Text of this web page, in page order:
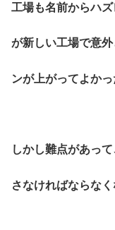
工場も名前からハ
が新しい工場で意
ンが上がってよかっ
しかし難点があっ
さなければならな